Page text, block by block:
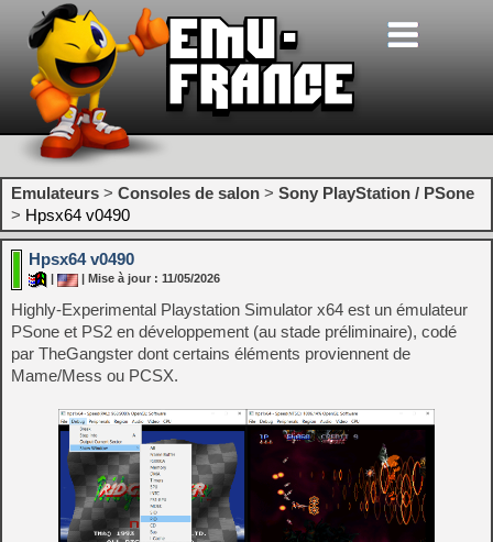
Emulateurs > Consoles de salon > Sony PlayStation / PSone
> Hpsx64 v0490
Hpsx64 v0490
| Mise à jour : 11/05/2026
Highly-Experimental Playstation Simulator x64 est un émulateur
PSone et PS2 en développement (au stade préliminaire), codé
par TheGangster dont certains éléments proviennent de
Mame/Mess ou PCSX.